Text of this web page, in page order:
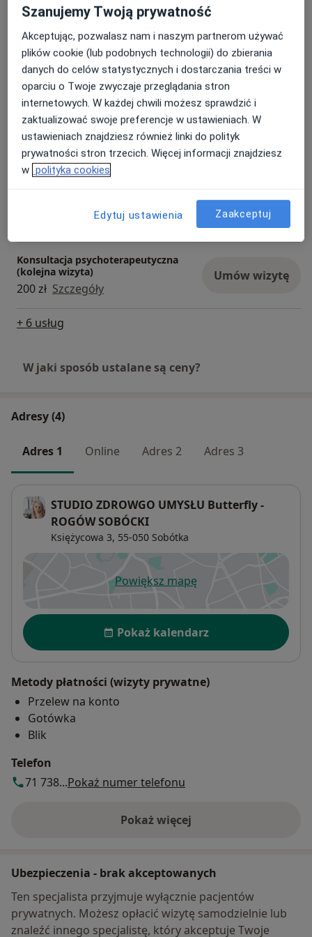
Konsultacja psychologiczna
200 zł Szczegóły Umów wizytę
Konsultacja psychoterapeutyczna
200 zł Szczegóły Umów wizytę
Konsultacja psychoterapeutyczna
(pierwsza wizyta)
200 zł Szczegóły
Umów wizytę
Szczegóły Umów wizytę
Konsultacja psychoterapeutyczna
(kolejna wizyta)
200 zł Szczegóły
Umów wizytę
+ 6 usług
W jaki sposób ustalane są ceny?
Adresy (4)
Adres 1 Online Adres 2 Adres 3
STUDIO ZDROWGO UMYSŁU Butterfly -
ROGÓW SOBÓCKI
Księżycowa 3, 55-050 Sobótka
Powiększ mapęotwiera się w nowej karcie
Dostępność
Pokaż kalendarz
Metody płatności (wizyty prywatne)
Przelew na konto
Gotówka
Blik
Telefon
71 738...Pokaż numer telefonu
Pokaż więcej
o adresie
Ubezpieczenia - brak akceptowanych
Ten specjalista przyjmuje wyłącznie pacjentów
prywatnych. Możesz opłacić wizytę samodzielnie lub
znaleźć innego specjalistę, który akceptuje Twoje
Szanujemy Twoją prywatność
Akceptując, pozwalasz nam i naszym partnerom używać
plików cookie (lub podobnych technologii) do zbierania
danych do celów statystycznych i dostarczania treści w
oparciu o Twoje zwyczaje przeglądania stron
internetowych. W każdej chwili możesz sprawdzić i
zaktualizować swoje preferencje w ustawieniach. W
ustawieniach znajdziesz również linki do polityk
prywatności stron trzecich. Więcej informacji znajdziesz
w polityka cookies
Edytuj ustawienia Zaakceptuj